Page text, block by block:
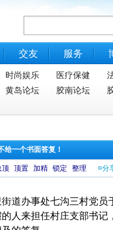
交友 服务
时尚娱乐 医疗保健
黄岛论坛 胶南论坛
给一个书面答复！
顶 顶置 加精 锁定 整理 ¤分
道办事处七沟三村党
人来担任村庄支部书